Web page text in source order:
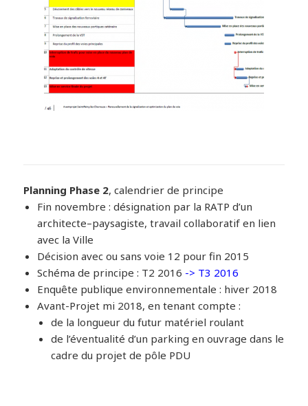
Planning Phase 2, calendrier de principe
Fin novembre : désignation par la RATP d’un
architecte–paysagiste, travail collaboratif en lien
avec la Ville
Décision avec ou sans voie 12 pour fin 2015
Schéma de principe : T2 2016 -> T3 2016
Enquête publique environnementale : hiver 2018
Avant-Projet mi 2018, en tenant compte :
de la longueur du futur matériel roulant
de l’éventualité d’un parking en ouvrage dans le
cadre du projet de pôle PDU